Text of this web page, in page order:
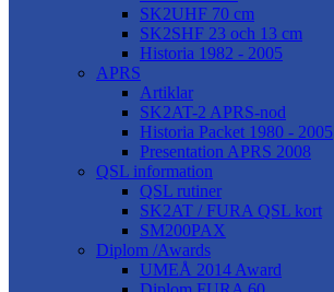
SK2UHF 70 cm
SK2SHF 23 och 13 cm
Historia 1982 - 2005
APRS
Artiklar
SK2AT-2 APRS-nod
Historia Packet 1980 - 2005
Presentation APRS 2008
QSL information
QSL rutiner
SK2AT / FURA QSL kort
SM200PAX
Diplom /Awards
UMEÅ 2014 Award